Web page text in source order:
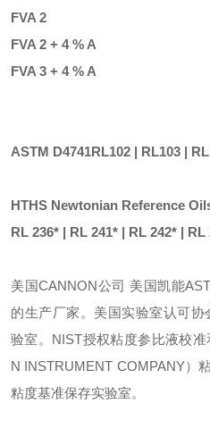
FVA 2
FVA 2 + 4 % A
FVA 3 + 4 % A
ASTM D4741RL102 | RL103 |
HTHS Newtonian Reference
RL 236* | RL 241* | RL 242* | RL
美国CANNON公司 美国凯能
的生产厂家。美国实验室认可
验室。NIST授权粘度参比液校
N INSTRUMENT COMPANY）
粘度基准保存实验室。